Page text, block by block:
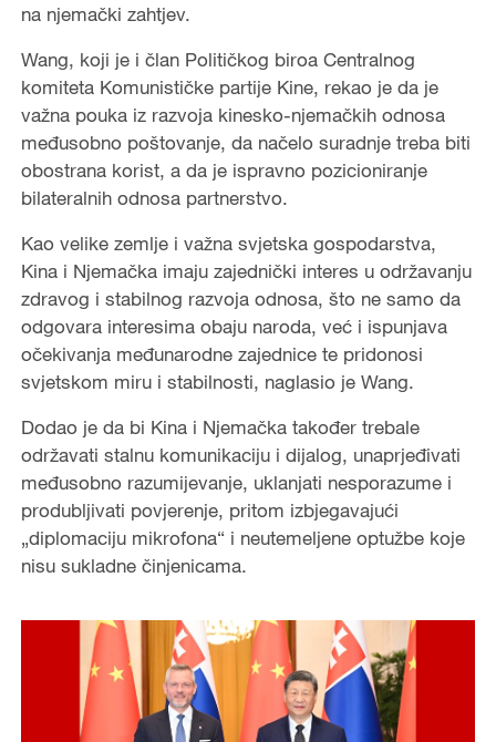
na njemački zahtjev.
Wang, koji je i član Političkog biroa Centralnog
komiteta Komunističke partije Kine, rekao je da je
važna pouka iz razvoja kinesko-njemačkih odnosa
međusobno poštovanje, da načelo suradnje treba biti
obostrana korist, a da je ispravno pozicioniranje
bilateralnih odnosa partnerstvo.
Kao velike zemlje i važna svjetska gospodarstva,
Kina i Njemačka imaju zajednički interes u održavanju
zdravog i stabilnog razvoja odnosa, što ne samo da
odgovara interesima obaju naroda, već i ispunjava
očekivanja međunarodne zajednice te pridonosi
svjetskom miru i stabilnosti, naglasio je Wang.
Dodao je da bi Kina i Njemačka također trebale
održavati stalnu komunikaciju i dijalog, unaprjeđivati
međusobno razumijevanje, uklanjati nesporazume i
produbljivati povjerenje, pritom izbjegavajući
„diplomaciju mikrofona“ i neutemeljene optužbe koje
nisu sukladne činjenicama.